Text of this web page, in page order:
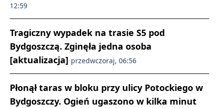
12:59
Tragiczny wypadek na trasie S5 pod
Bydgoszczą. Zginęła jedna osoba
[aktualizacja] przedwczoraj, 06:56
Płonął taras w bloku przy ulicy Potockiego w
Bydgoszczy. Ogień ugaszono w kilka minut